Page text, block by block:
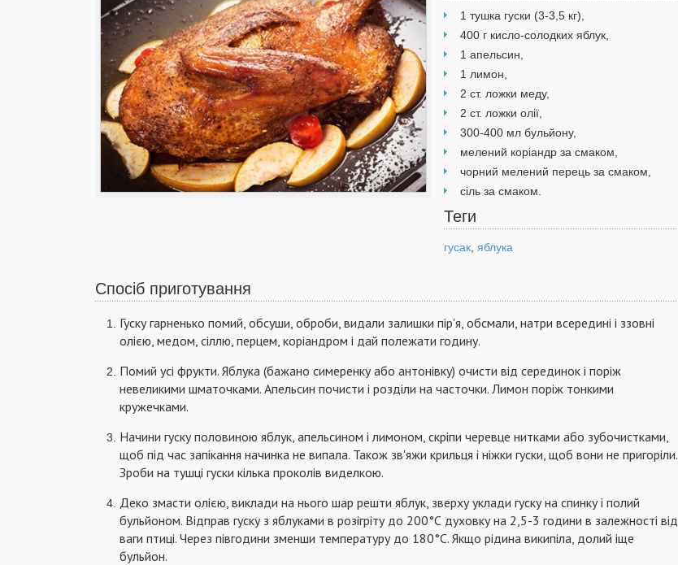
1 тушка гуски (3-3,5 кг),
400 г кисло-солодких яблук,
1 апельсин,
1 лимон,
2 ст. ложки меду,
2 ст. ложки олії,
300-400 мл бульйону,
мелений коріандр за смаком,
чорний мелений перець за смаком,
сіль за смаком.
Теги
гусак яблука
Спосіб приготування
Гуску гарненько помий, обсуши, оброби, видали залишки пір'я, обсмали, натри всередині і ззовні
олією, медом, сіллю, перцем, коріандром і дай полежати годину.
Помий усі фрукти. Яблука (бажано симеренку або антонівку) очисти від серединок і поріж
невеликими шматочками. Апельсин почисти і розділи на часточки. Лимон поріж тонкими
кружечками.
Начини гуску половиною яблук, апельсином і лимоном, скріпи черевце нитками або зубочистками,
щоб під час запікання начинка не випала. Також зв'яжи крильця і ніжки гуски, щоб вони не пригоріли.
Зроби на тушці гуски кілька проколів виделкою.
Деко змасти олією, виклади на нього шар решти яблук, зверху уклади гуску на спинку і полий
бульйоном. Відправ гуску з яблуками в розігріту до 200°С духовку на 2,5-3 години в залежності від
ваги птиці. Через півгодини зменши температуру до 180°С. Якщо рідина википіла, долий іще
бульйон.